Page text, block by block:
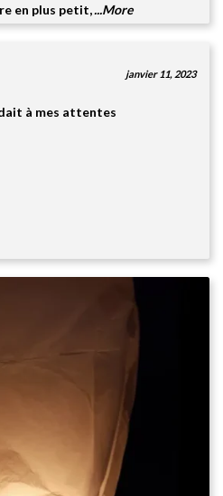
en plus petit,...More
janvier 11, 2023
à mes attentes